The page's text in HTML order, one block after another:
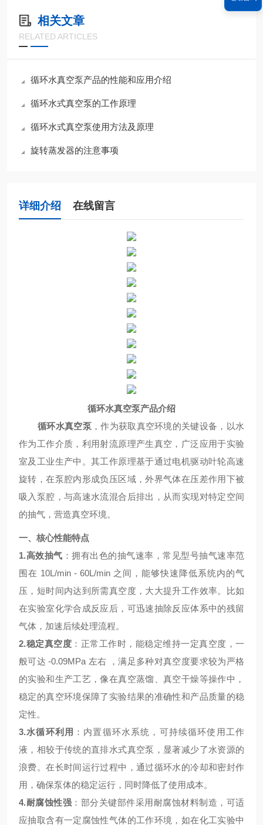
相关文章
RELATED ARTICLES
循环水真空泵产品的性能和应用介绍
循环水式真空泵的工作原理
循环水式真空泵使用方法及原理
旋转蒸发器的注意事项
详细介绍 在线留言
循环水真空泵产品介绍
循环水真空泵，作为获取真空环境的关键设备，以水
作为工作介质，利用射流原理产生真空，广泛应用于实验
室及工业生产中。其工作原理基于通过电机驱动叶轮高速
旋转，在泵腔内形成负压区域，外界气体在压差作用下被
吸入泵腔，与高速水流混合后排出，从而实现对特定空间
的抽气，营造真空环境。
一、核心性能特点
1.高效抽气 ：拥有出色的抽气速率，常见型号抽气速率范
围在 10L/min - 60L/min 之间，能够快速降低系统内的气
压，短时间内达到所需真空度，大大提升工作效率。比如
在实验室化学合成反应后，可迅速抽除反应体系中的残留
气体，加速后续处理流程。
2.稳定真空度 ：正常工作时，能稳定维持一定真空度，一
般可达 -0.09MPa 左右 ，满足多种对真空度要求较为严格
的实验和生产工艺，像在真空蒸馏、真空干燥等操作中，
稳定的真空环境保障了实验结果的准确性和产品质量的稳
定性。
3.水循环利用 ：内置循环水系统，可持续循环使用工作
液，相较于传统的直排水式真空泵，显著减少了水资源的
浪费。在长时间运行过程中，通过循环水的冷却和密封作
用，确保泵体的稳定运行，同时降低了使用成本。
4.耐腐蚀性强 ：部分关键部件采用耐腐蚀材料制造，可适
应抽取含有一定腐蚀性气体的工作环境，如在化工实验中